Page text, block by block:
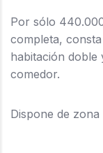
Por sólo
completa,
habitación doble
comedor.
Dispone de